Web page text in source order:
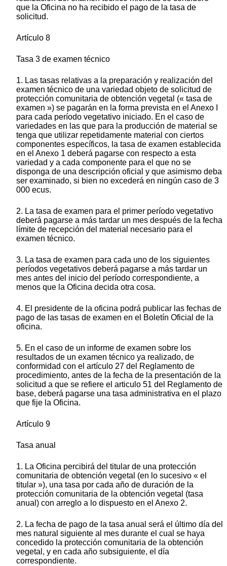
que la Oficina no ha recibido el pago de la tasa de
solicitud.
Artículo 8
Tasa 3 de examen técnico
1. Las tasas relativas a la preparación y realización del
examen técnico de una variedad objeto de solicitud de
protección comunitaria de obtención vegetal (« tasa de
examen ») se pagarán en la forma prevista en el Anexo I
para cada período vegetativo iniciado. En el caso de
variedades en las que para la producción de material se
tenga que utilizar repetidamente material con ciertos
componentes específicos, la tasa de examen establecida
en el Anexo 1 deberá pagarse con respecto a esta
variedad y a cada componente para el que no se
disponga de una descripción oficial y que asimismo deba
ser examinado, si bien no excederá en ningún caso de 3
000 ecus.
2. La tasa de examen para el primer período vegetativo
deberá pagarse a más tardar un mes después de la fecha
límite de recepción del material necesario para el
examen técnico.
3. La tasa de examen para cada uno de los siguientes
períodos vegetativos deberá pagarse a más tardar un
mes antes del inicio del período correspondiente, a
menos que la Oficina decida otra cosa.
4. El presidente de la oficina podrá publicar las fechas de
pago de las tasas de examen en el Boletín Oficial de la
oficina.
5. En el caso de un informe de examen sobre los
resultados de un examen técnico ya realizado, de
conformidad con el artículo 27 del Reglamento de
procedimiento, antes de la fecha de la presentación de la
solicitud a que se refiere el articulo 51 del Reglamento de
base, deberá pagarse una tasa administrativa en el plazo
que fije la Oficina.
Artículo 9
Tasa anual
1. La Oficina percibirá del titular de una protección
comunitaria de obtención vegetal (en lo sucesivo « el
titular »), una tasa por cada año de duración de la
protección comunitaria de la obtención vegetal (tasa
anual) con arreglo a lo dispuesto en el Anexo 2.
2. La fecha de pago de la tasa anual será el último día del
mes natural siguiente al mes durante el cual se haya
concedido la protección comunitaria de la obtención
vegetal, y en cada año subsiguiente, el día
correspondiente.